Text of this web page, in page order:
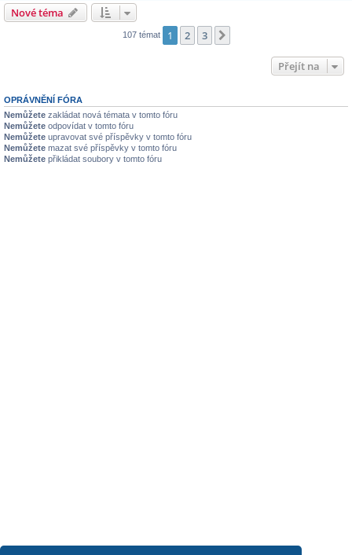
Nové téma
107 témat 1 2 3
Přejít na
OPRÁVNĚNÍ FÓRA
Nemůžete zakládat nová témata v tomto fóru
Nemůžete odpovídat v tomto fóru
Nemůžete upravovat své příspěvky v tomto fóru
Nemůžete mazat své příspěvky v tomto fóru
Nemůžete přikládat soubory v tomto fóru